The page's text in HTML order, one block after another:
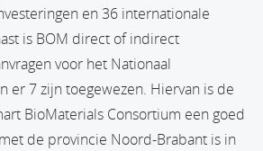
en 36 internationale
is BOM direct of indirect
voor het Nationaal
er 7 zijn toegewezen. Hiervan is de
BioMaterials Consortium een goed
de provincie Noord-Brabant is in